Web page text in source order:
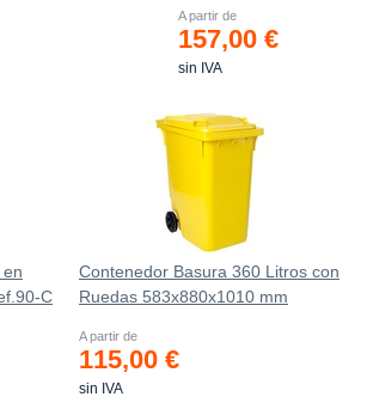
A partir de
157,00 €
sin IVA
C
Contenedor Basura 360 Litros con
Ruedas 583x880x1010 mm
A partir de
115,00 €
sin IVA